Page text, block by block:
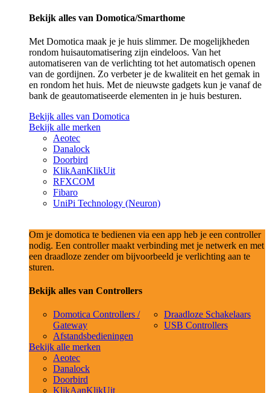
Bekijk alles van Domotica/Smarthome
Met Domotica maak je je huis slimmer. De mogelijkheden
rondom huisautomatisering zijn eindeloos. Van het
automatiseren van de verlichting tot het automatisch openen
van de gordijnen. Zo verbeter je de kwaliteit en het gemak in
en rondom het huis. Met de nieuwste gadgets kun je vanaf de
bank de geautomatiseerde elementen in je huis besturen.
Bekijk alles van Domotica
Bekijk alle merken
Aeotec
Danalock
Doorbird
KlikAanKlikUit
RFXCOM
Fibaro
UniPi Technology (Neuron)
Om je domotica te bedienen via een app heb je een controller
nodig. Een controller maakt verbinding met je netwerk en met
een draadloze zender om bijvoorbeeld je verlichting aan te
sturen.
Bekijk alles van Controllers
Domotica Controllers /
Gateway
Afstandsbedieningen
Draadloze Schakelaars
USB Controllers
Bekijk alle merken
Aeotec
Danalock
Doorbird
KlikAanKlikUit